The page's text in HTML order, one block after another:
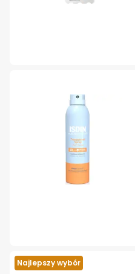
Najlepszy wybór